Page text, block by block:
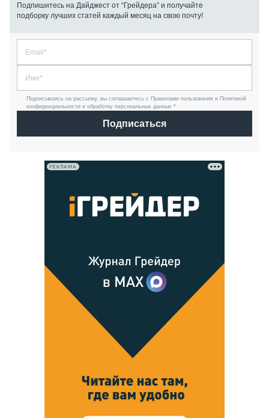
Подпишитесь на Дайджест от “Грейдера” и получайте
подборку лучших статей каждый месяц на свою почту!
Подписываясь на рассылку, вы соглашаетесь с Правилами пользования и Политикой
конфиденциальности и обработку персональных данных *
Подписаться
РЕКЛАМА